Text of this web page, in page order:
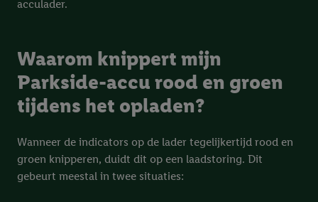
acculader.
Waarom knippert mijn
Parkside-accu rood en groen
tijdens het opladen?
Wanneer de indicators op de lader tegelijkertijd rood en
groen knipperen, duidt dit op een laadstoring. Dit
gebeurt meestal in twee situaties: